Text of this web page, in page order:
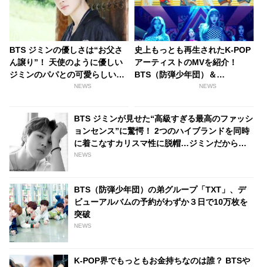
BTS ジミンの優しさは“お父さ
ん譲り”！ 天使のように優しい
ジミンのパパとの可愛らしいや
りとりにファン感動NEWS
史上もっとも再生されたK-POP
アーティストのMVを紹介！
BTS（防弾少年団）＆
BLACKPINKらを上回る唯一の
NEWS
BTS ジミンが見せた“高級すぎる最高のファッシ
ョンセンス”に驚愕！ 2つのハイブランドを同時
に着こなすカリスマ性に脱帽…ジミンだからこ
そ出せる自然な上品さとセクシーな雰囲気にメ
NEWS
BTS（防弾少年団）の弟グループ「TXT」、デ
ビューアルバムの予約がわずか３日で10万枚を
突破
NEWS
K-POP界でもっともお金持ちなのは誰？ BTSや